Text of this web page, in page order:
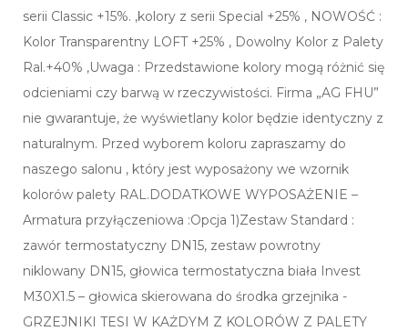
serii Classic +15%. ,kolory z serii Special +25% , NOWOŚĆ :
Kolor Transparentny LOFT +25% , Dowolny Kolor z Palety
Ral.+40% ,Uwaga : Przedstawione kolory mogą różnić się
odcieniami czy barwą w rzeczywistości. Firma „AG FHU”
nie gwarantuje, że wyświetlany kolor będzie identyczny z
naturalnym. Przed wyborem koloru zapraszamy do
naszego salonu , który jest wyposażony we wzornik
kolorów palety RAL.DODATKOWE WYPOSAŻENIE –
Armatura przyłączeniowa :Opcja 1)Zestaw Standard :
zawór termostatyczny DN15, zestaw powrotny
niklowany DN15, głowica termostatyczna biała Invest
M30X1.5 – głowica skierowana do środka grzejnika -
GRZEJNIKI TESI W KAŻDYM Z KOLORÓW Z PALETY